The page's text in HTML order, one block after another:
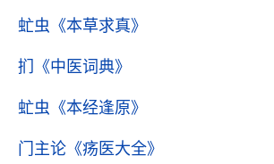
虻虫 《本草求真》
扪 《中医词典》
虻虫 《本经逢原》
门主论 《疡医大全》